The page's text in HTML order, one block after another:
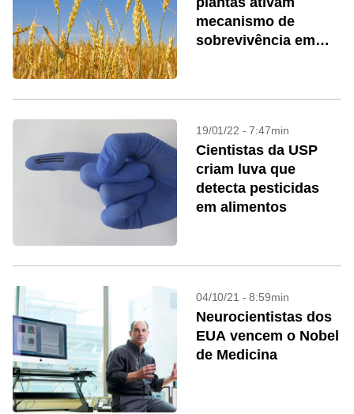
mecanismo de
sobrevivência em
19/01/22 - 7:47min
Cientistas da USP
criam luva que
detecta pesticidas
em alimentos
04/10/21 - 8:59min
Neurocientistas dos
EUA vencem o Nobel
de Medicina